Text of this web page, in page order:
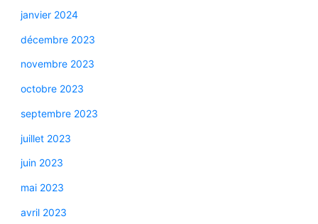
janvier 2024
décembre 2023
novembre 2023
octobre 2023
septembre 2023
juillet 2023
juin 2023
mai 2023
avril 2023